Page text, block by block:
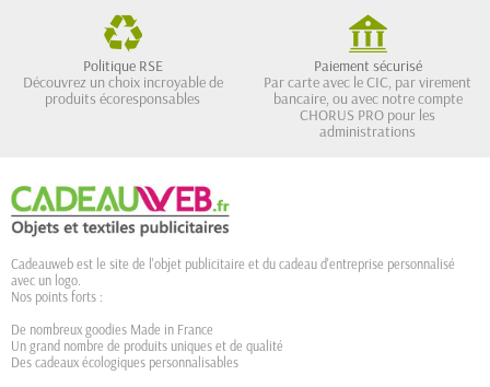
Politique RSE
Découvrez un choix incroyable de
produits écoresponsables
Paiement sécurisé
Par carte avec le CIC, par virement
bancaire, ou avec notre compte
CHORUS PRO pour les
administrations
Cadeauweb est le site de l'objet publicitaire et du cadeau d'entreprise personnalisé
avec un logo.
Nos points forts :
De nombreux goodies Made in France
Un grand nombre de produits uniques et de qualité
Des cadeaux écologiques personnalisables